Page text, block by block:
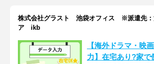
株式会社グラスト 池袋オフィス ※派遣先：
ア ikb
【海外ドラマ・映
力】在宅あり?家で